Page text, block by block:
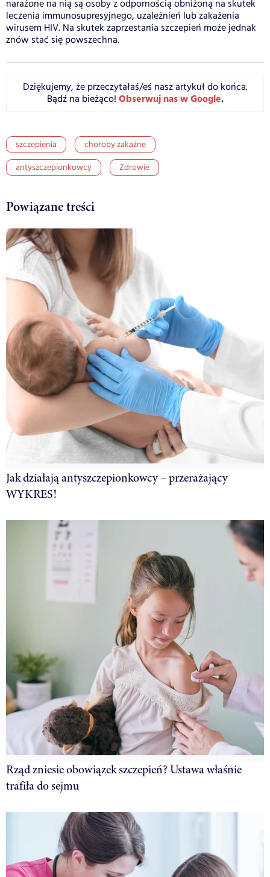
narażone na nią są osoby z odpornością obniżoną na skutek
leczenia immunosupresyjnego, uzależnień lub zakażenia
wirusem HIV. Na skutek zaprzestania szczepień może jednak
znów stać się powszechna.
Dziękujemy, że przeczytałaś/eś nasz artykuł do końca.
Bądź na bieżąco! Obserwuj nas w Google.
szczepienia
choroby zakaźne
antyszczepionkowcy
Zdrowie
Powiązane treści
Jak działają antyszczepionkowcy – przerażający
WYKRES!
Rząd zniesie obowiązek szczepień? Ustawa właśnie
trafiła do sejmu